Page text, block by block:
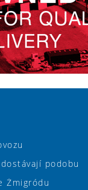
podobu
Żmigródu